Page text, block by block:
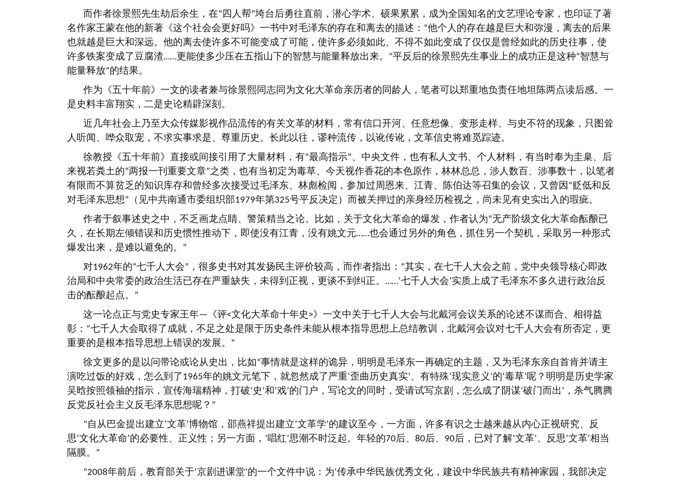
而作者徐景熙先生劫后余生，在“ 四人帮”垮台后勇往直前，潜心学术、硕果累累，成为全国知名的文艺理论专家，也印证了著
名作家王蒙在他的新著《这个社会会更好吗》一书中对毛泽东的存在和离去的描述： “他个人的存在越是巨大和弥漫，离去的后果
也就越是巨大和深远。他的离去使许多不可能变成了可能，使许多必须如此、不得不如此变成了仅仅是曾经如此的历史往事，使
许多铁案变成了豆腐渣……更能使多少压在五指山下的智慧与能量释放出来。 ”平反后的徐景熙先生事业上的成功正是这种“智慧与
能量释放”的结果。
作为《五十年前》一文的读者兼与徐景熙同志同为文化大革命亲历者的同龄人，笔者可以郑重地负责任地坦陈两点读后感。一
是史料丰富翔实，二是史论精辟深刻。
近几年社会上乃至大众传媒影视作品流传的有关文革的材料，常有信口开河、任意想像、变形走样、与史不符的现象，只图耸
人听闻、哗众取宠，不求实事求是、尊重历史。长此以往，谬种流传，以讹传讹，文革信史将难觅踪迹。
徐教授《五十年前》直接或间接引用了大量材料，有“最高指示”、中央文件，也有私人文书、个人材料，有当时奉为圭臬、后
来视若粪土的“两报一刊重要文章”之类，也有当初定为毒草、今天视作香花的本色原作，林林总总，涉人数百、涉事数十，以笔者
有限而不算贫乏的知识库存和曾经多次接受过毛泽东、林彪检阅，参加过周恩来、江青、陈伯达等召集的会议，又曾因 “贬低和反
对毛泽东思想” （见中共南通市委组织部1979年第325号平反决定）而被关押过的亲身经历检视之，尚未见有史实出入的瑕疵。
作者于叙事述史之中，不乏画龙点睛、警策精当之论。比如，关于文化大革命的爆发，作者认为“无产阶级文化大革命酝酿已
久，在长期左倾错误和历史惯性推动下，即使没有江青，没有姚文元……也会通过另外的角色，抓住另一个契机，采取另一种形式
爆发出来，是难以避免的。
”
对1962年的“七千人大会” ，很多史书对其发扬民主评价较高，而作者指出： “其实，在七千人大会之前，党中央领导核心即政
治局和中央常委的政治生活已存在严重缺失，未得到正视，更谈不到纠正。 ……‘七千人大会’实质上成了毛泽东不多久进行政治反
击的酝酿起点。
”
这一论点正与党史专家王年— 《评<文化大革命十年史 >》一文中关于七千人大会与北戴河会议关系的论述不谋而合、相得益
彰： “七千人大会取得了成就，不足之处是限于历史条件未能从根本指导思想上总结教训，北戴河会议对七千人大会有所否定，更
重要的是根本指导思想上错误的发展。
”
徐文更多的是以问带论或论从史出，比如“事情就是这样的诡异，明明是毛泽东一再确定的主题，又为毛泽东亲自首肯并请主
演吃过饭的好戏，怎么到了 1965年的姚文元笔下，就忽然成了严重‘歪曲历史真实’、有特殊‘现实意义 ’的‘毒草’呢？明明是历史学家
吴晗按照领袖的指示，宣传海瑞精神，打破‘史 ’和‘戏’的门户，写论文的同时，受请试写京剧，怎么成了阴谋‘破门而出 ’ ，杀气腾腾
反党反社会主义反毛泽东思想呢？ ”
“自从巴金提出建立‘文革’博物馆，邵燕祥提出建立‘文革学’的建议至今，一方面，许多有识之士越来越从内心正视研究、反
思‘文化大革命’的必要性、正义性；另一方面， ‘唱红’思潮不时泛起。年轻的70后、 80后、 90后，已对了解‘文革’、反思‘文革’相当
隔膜。
”
“2008年前后，教育部关于‘京剧进课堂’的一个文件中说：为‘传承中华民族优秀文化，建设中华民族共有精神家园，我部决定